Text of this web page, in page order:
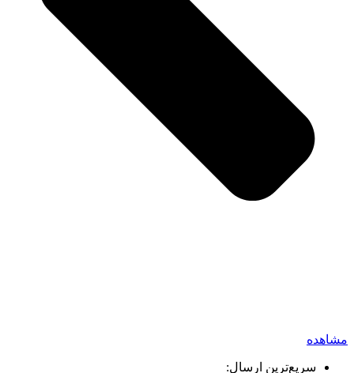
مشاهده
سریع‌ترین ارسال: